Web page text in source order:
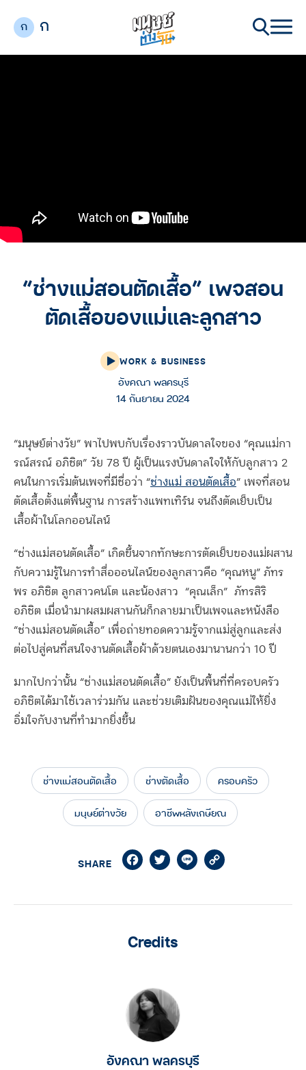
ก ก
“ช่างแม่สอนตัดเสื้อ” เพจสอน
ตัดเสื้อของแม่และลูกสาว
WORK & BUSINESS
อังคณา พลครบุรี
14 กันยายน 2024
“มนุษย์ต่างวัย” พาไปพบกับเรื่องราวบันดาลใจของ “คุณแม่กา
รณ์สรณ์ อภิชิต” วัย 78 ปี ผู้เป็นแรงบันดาลใจให้กับลูกสาว 2
คนในการเริ่มต้นเพจที่มีชื่อว่า “ช่างแม่ สอนตัดเสื้อ” เพจที่สอน
ตัดเสื้อตั้งแต่พื้นฐาน การสร้างแพทเทิร์น จนถึงตัดเย็บเป็น
เสื้อผ้าในโลกออนไลน์
“ช่างแม่สอนตัดเสื้อ” เกิดขึ้นจากทักษะการตัดเย็บของแม่ผสาน
กับความรู้ในการทำสื่อออนไลน์ของลูกสาวคือ “คุณหนู” ภัทร
พร อภิชิต ลูกสาวคนโต และน้องสาว
“คุณเล็ก”
ภัทรสิริ
อภิชิต เมื่อนำมาผสมผสานกันก็กลายมาเป็นเพจและหนังสือ
“ช่างแม่สอนตัดเสื้อ” เพื่อถ่ายทอดความรู้จากแม่สู่ลูกและส่ง
ต่อไปสู่คนที่สนใจงานตัดเสื้อผ้าด้วยตนเองมานานกว่า 10 ปี
มากไปกว่านั้น “ช่างแม่สอนตัดเสื้อ” ยังเป็นพื้นที่ที่ครอบครัว
อภิชิตได้มาใช้เวลาร่วมกัน และช่วยเติมฝันของคุณแม่ให้ยิ่ง
อิ่มใจกับงานที่ทำมากยิ่งขึ้น
ช่างแม่สอนตัดเสื้อ ช่างตัดเสื้อ ครอบครัว
มนุษย์ต่างวัย อาชีพหลังเกษียณ
SHARE FacebookTwitterLine
Credits
อังคณา พลครบุรี